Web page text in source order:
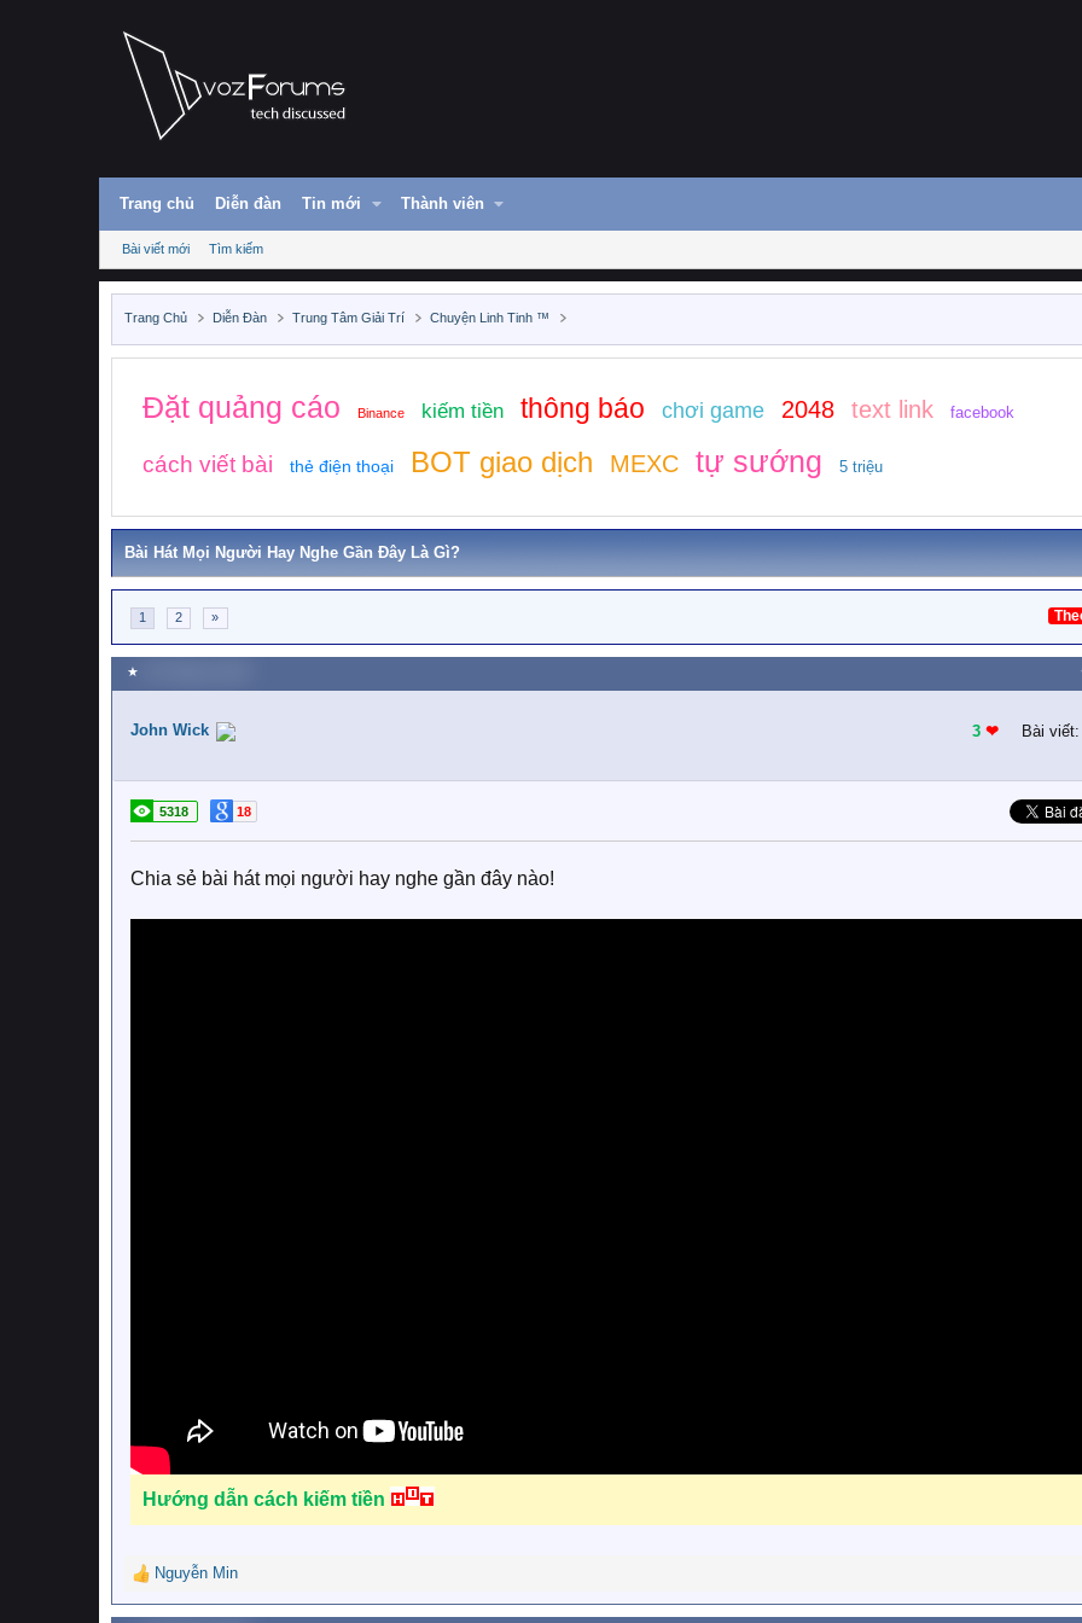
Trang chủ Diễn đàn Tin mới Thành viên
Bài viết mới Tìm kiếm
Trang Chủ Diễn Đàn Trung Tâm Giải Trí Chuyện Linh Tinh ™
Đặt quảng cáo Binance kiếm tiền thông báo chơi game 2048 text link facebook
cách viết bài thẻ điện thoại BOT giao dịch MEXC tự sướng 5 triệu
Bài Hát Mọi Người Hay Nghe Gần Đây Là Gì?
1 2 »
★
John Wick 3 ❤︎ Bài
5318 18
Chia sẻ bài hát mọi người hay nghe gần đây nào!
Hướng dẫn cách kiếm tiền
R
e
Nguyễn Min